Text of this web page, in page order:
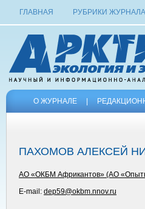
ГЛАВНАЯ РУБРИКИ ЖУРНАЛА
О ЖУРНАЛЕ
ПАХОМОВ АЛЕКСЕЙ
АО «ОКБМ Африкантов» (АО
E-mail: dep59@okbm.nnov.ru